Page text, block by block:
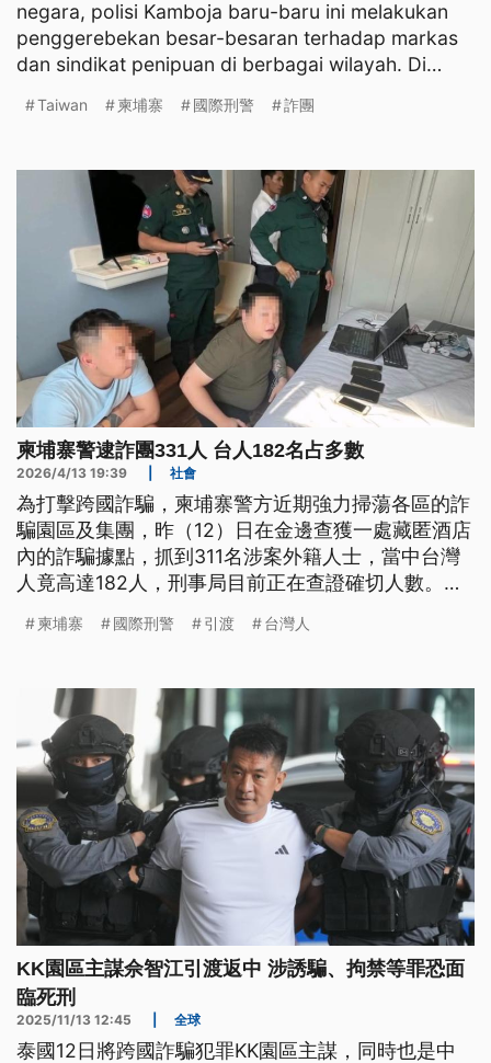
negara, polisi Kamboja baru-baru ini melakukan
penggerebekan besar-besaran terhadap markas
dan sindikat penipuan di berbagai wilayah. Di
Taiwan 柬埔寨 國際刑警 詐團
柬埔寨警逮詐團331人 台人182名占多數
2026/4/13 19:39 社會
為打擊跨國詐騙，柬埔寨警方近期強力掃蕩各區的詐
騙園區及集團，昨（12）日在金邊查獲一處藏匿酒店
內的詐騙據點，抓到311名涉案外籍人士，當中台灣
人竟高達182人，刑事局目前正在查證確切人數。不
台灣人涉案，後續引渡或遣返也是一大問題。
柬埔寨 國際刑警 引渡 台灣人
KK園區主謀佘智江引渡返中 涉誘騙、拘禁等罪恐面
臨死刑
2025/11/13 12:45 全球
泰國12日將跨國詐騙犯罪KK園區主謀，同時也是中